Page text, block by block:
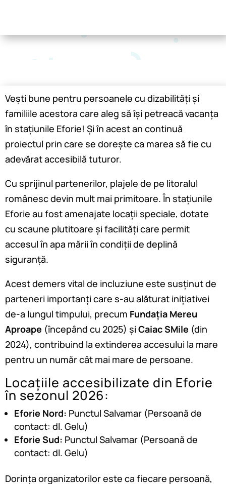
Vești bune pentru persoanele cu dizabilități și
familiile acestora care aleg să își petreacă vacanța
în stațiunile Eforie! Și în acest an continuă
proiectul prin care se dorește ca marea să fie cu
adevărat accesibilă tuturor.
Cu sprijinul partenerilor, plajele de pe litoralul
românesc devin mult mai primitoare. În stațiunile
Eforie au fost amenajate locații speciale, dotate
cu scaune plutitoare și facilități care permit
accesul în apa mării în condiții de deplină
siguranță.
Acest demers vital de incluziune este susținut de
parteneri importanți care s-au alăturat inițiativei
de-a lungul timpului, precum Fundația Mereu
Aproape (începând cu 2025) și Caiac SMile (din
2024), contribuind la extinderea accesului la mare
pentru un număr cât mai mare de persoane.
Locațiile accesibilizate din Eforie
în sezonul 2026:
Eforie Nord: Punctul Salvamar (Persoană de
contact: dl. Gelu)
Eforie Sud: Punctul Salvamar (Persoană de
contact: dl. Gelu)
Dorința organizatorilor este ca fiecare persoană,